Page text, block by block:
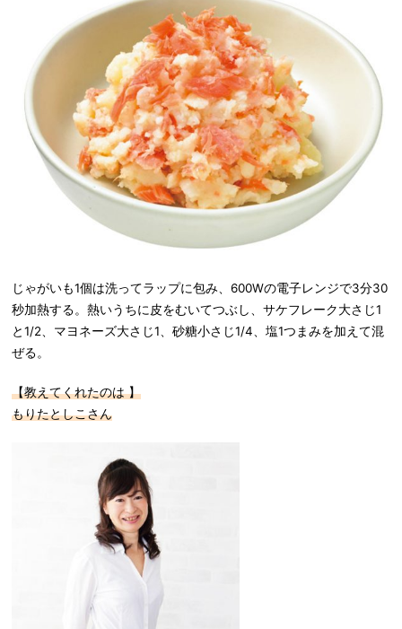
じゃがいも1個は洗ってラップに包み、600Wの電子レンジで3分30
秒加熱する。熱いうちに皮をむいてつぶし、サケフレーク大さじ1
と1/2、マヨネーズ大さじ1、砂糖小さじ1/4、塩1つまみを加えて混
ぜる。
【教えてくれたのは 】
もりたとしこさん